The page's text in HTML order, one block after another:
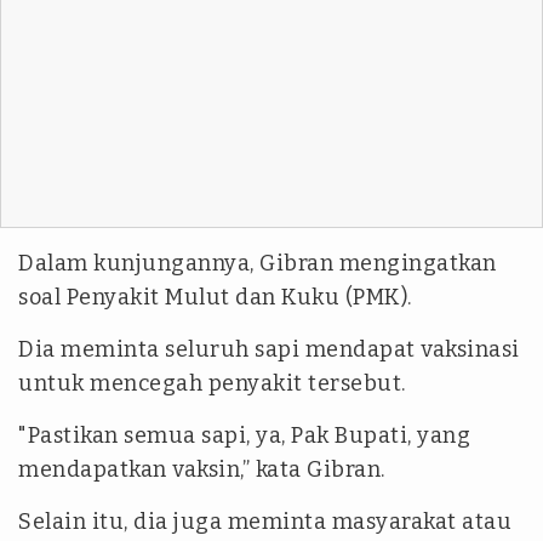
Dalam kunjungannya, Gibran mengingatkan
soal Penyakit Mulut dan Kuku (PMK).
Dia meminta seluruh sapi mendapat vaksinasi
untuk mencegah penyakit tersebut.
"Pastikan semua sapi, ya, Pak Bupati, yang
mendapatkan vaksin,” kata Gibran.
Selain itu, dia juga meminta masyarakat atau